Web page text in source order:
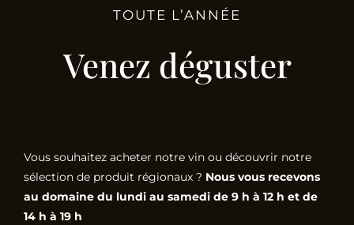
TOUTE L’ANNÉE
Venez déguster
Vous souhaitez acheter notre vin ou découvrir notre
sélection de produit régionaux ? Nous vous recevons
au domaine du lundi au samedi de 9 h à 12 h et de
14 h à 19 h